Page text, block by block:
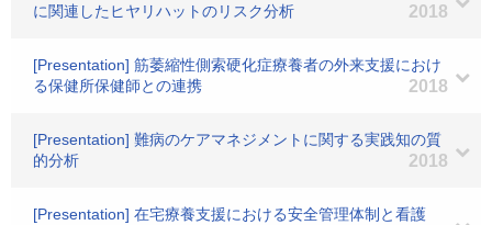
に関連したヒヤリハットのリスク分析
2018
[Presentation] 筋萎縮性側索硬化症療養者の外来支援におけ
る保健所保健師との連携
2018
[Presentation] 難病のケアマネジメントに関する実践知の質
的分析
2018
[Presentation] 在宅療養支援における安全管理体制と看護